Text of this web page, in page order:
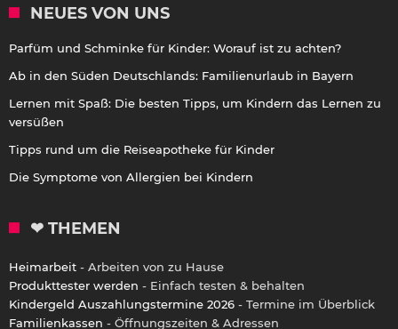
NEUES VON UNS
Parfüm und Schminke für Kinder: Worauf ist zu achten?
Ab in den Süden Deutschlands: Familienurlaub in Bayern
Lernen mit Spaß: Die besten Tipps, um Kindern das Lernen zu
versüßen
Tipps rund um die Reiseapotheke für Kinder
Die Symptome von Allergien bei Kindern
❤ THEMEN
Heimarbeit - Arbeiten von zu Hause
Produkttester werden - Einfach testen & behalten
Kindergeld Auszahlungstermine 2026 - Termine im Überblick
Familienkassen - Öffnungszeiten & Adressen